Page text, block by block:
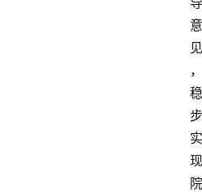
意
见
，
稳
步
实
现
院